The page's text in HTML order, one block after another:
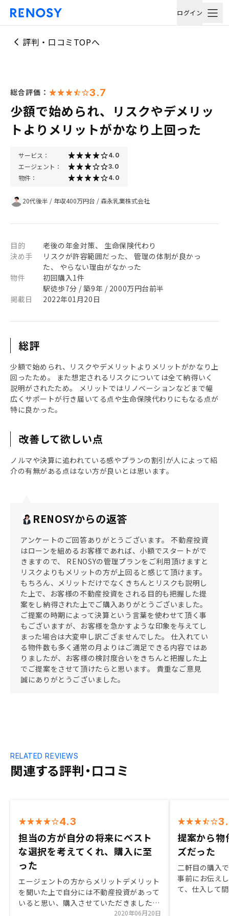
ログイン
評判・口コミTOPへ
総合評価： 3.7
少額で始められ、リスクやデメリッ
トよりメリットがかなり上回った
サービス： 4.0
エージェント： 3.0
物件： 4.0
20代後半 / 年収400万円台 /森永乳業株式会社
目的
老後の年金対策、 生命保険代わり
決め手
リスクが許容範囲だった、 管理の体制が良かっ
た、 やらない理由がなかった
物件
初回購入1件
駅徒歩7分 / 築9年 / 2000万円台前半
掲載日
2022年01月20日
総評
少額で始められ、リスクやデメリットよりメリットがかなり上
回ったため。 また想定されるリスクについては全て納得いく
説明がされたため。 メリットではリノベーションなどまで幅
広くサポートが行き届いてる点や生命保険代わりにもなる点が
特に良かった。
改善して欲しい点
ノルマや決算に追われている感やプランの割引が人によって紹
介の有無がある点はない方が良いとは思います。
RENOSYからの返答
アンケートのご回答ありがとうございます。 不動産投資
はローンを組めるお客様であれば、小額でスタートがで
きますので、 RENOSYの管理プランをご利用頂けますと
リスクよりもメリットの方が上回ると感じて頂けます。
もちろん、メリットだけでなくきちんとリスクも説明し
た上で、お客様の不動産投資をされる目的も把握した提
案をし納得された上でご購入ありがとうございました。
ご提案の時期によって決算という言葉を使わせて頂く事
もございますが、お客様を急かすような印象を与えてし
まった場合は大変申し訳ござませんでした。 仕入れてい
る物件数も多く通常の月よりはご満足できる内容ではあ
りましたが、お客様の検討度合いをきちんと把握した上
でご提案をさせて頂けたらと思います。 貴重なご意見
誠にありがとうございました。
関連する評判・口コミ
RELATED REVIEWS
4.3
担当の方が自分の将来にベスト
な選択を考えてくれ、購入に至
った
エージェントの方からメリットデメリット
を聞いた上で自分には不動産投資があって
いると思い、購入させていただきました。
購入に至るまで3回に分けて、話し合う機
2020年06月20日
提案から物
ズだった
二軒目の購入
事前にお伝え
て、仕入して